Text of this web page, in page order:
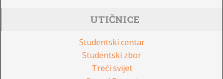
UTIČNICE
Studentski centar
Studentski zbor
Treći svijet